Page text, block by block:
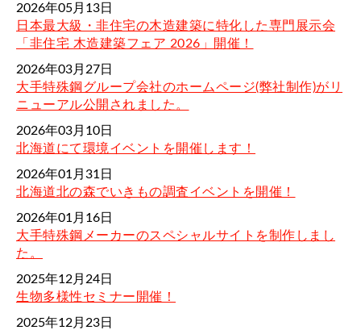
2026年05月13日
日本最大級・非住宅の木造建築に特化した専門展示会
「非住宅 木造建築フェア 2026」開催！
2026年03月27日
大手特殊鋼グループ会社のホームページ(弊社制作)がリ
ニューアル公開されました。
2026年03月10日
北海道にて環境イベントを開催します！
2026年01月31日
北海道北の森でいきもの調査イベントを開催！
2026年01月16日
大手特殊鋼メーカーのスペシャルサイトを制作しまし
た。
2025年12月24日
生物多様性セミナー開催！
2025年12月23日